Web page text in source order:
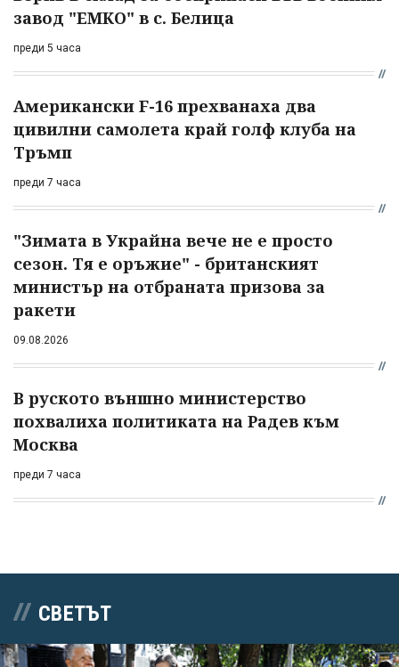
завод "ЕМКО" в с. Белица
преди 5 часа
Американски F-16 прехванаха два
цивилни самолета край голф клуба на
Тръмп
преди 7 часа
"Зимата в Украйна вече не е просто
сезон. Тя е оръжие" - британският
министър на отбраната призова за
ракети
09.08.2026
В руското външно министерство
похвалиха политиката на Радев към
Москва
преди 7 часа
СВЕТЪТ